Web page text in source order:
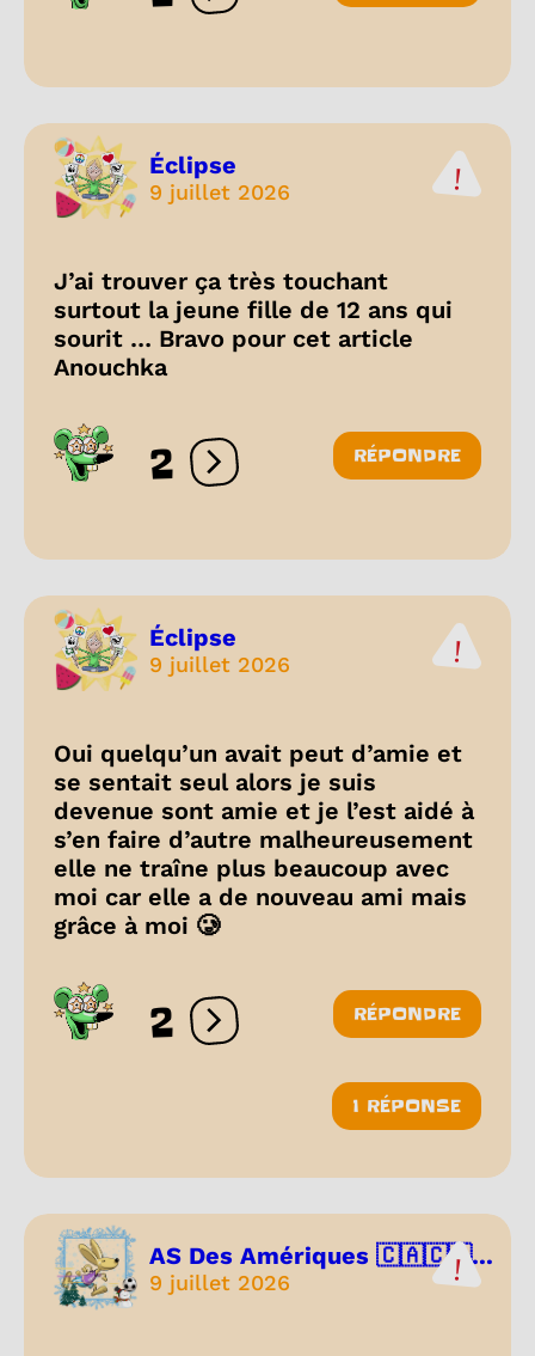
Éclipse
9 juillet 2026
J’ai trouver ça très touchant
surtout la jeune fille de 12 ans qui
sourit … Bravo pour cet article
Anouchka
2 Ouvrir les réactions
RÉPONDRE
Éclipse
9 juillet 2026
Oui quelqu’un avait peut d’amie et
se sentait seul alors je suis
devenue sont amie et je l’est aidé à
s’en faire d’autre malheureusement
elle ne traîne plus beaucoup avec
moi car elle a de nouveau ami mais
grâce à moi 🥲
2 Ouvrir les réactions
RÉPONDRE
1 RÉPONSE
AS Des Amériques 🇨🇦🇨🇷...
9 juillet 2026